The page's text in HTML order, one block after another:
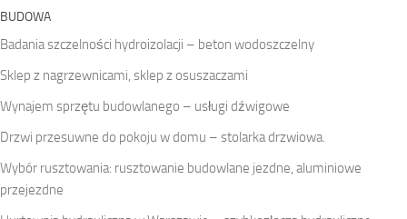
BUDOWA
Badania szczelności hydroizolacji – beton wodoszczelny
Sklep z nagrzewnicami, sklep z osuszaczami
Wynajem sprzętu budowlanego – usługi dźwigowe
Drzwi przesuwne do pokoju w domu – stolarka drzwiowa.
Wybór rusztowania: rusztowanie budowlane jezdne, aluminiowe
przejezdne